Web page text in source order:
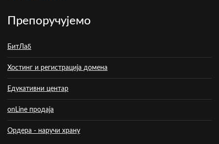
Препоручујемо
БитЛаб
Хостинг и регистрација домена
Едукативни центар
onLine продаја
Ордера - наручи храну